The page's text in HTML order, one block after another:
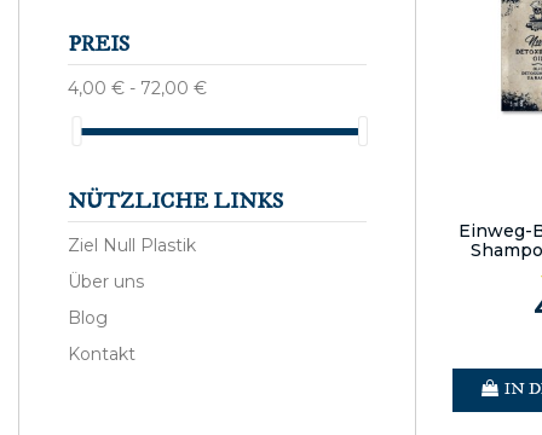
Einweg-
IN
PREIS
4,00 € - 72,00 €
NÜTZLICHE LINKS
Ziel Null Plastik
Über uns
Blog
Kontakt